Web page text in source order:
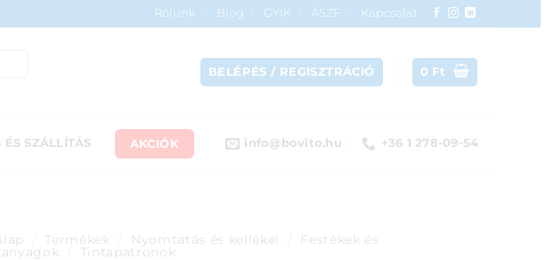
Rólunk Blog GYIK ÁSZF
Kapcsolat
BELÉPÉS / REGISZTRÁCIÓ 0 Ft
ÉS SZÁLLÍTÁS AKCIÓK info@bovito.hu +36 1 278-09-54
Termékek Nyomtatás és kellékei
Festékek és
Tintapatronok